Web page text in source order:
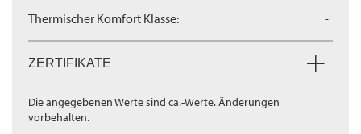
Thermischer Komfort Klasse: -
ZERTIFIKATE
Die angegebenen Werte sind ca.-Werte. Änderungen
vorbehalten.